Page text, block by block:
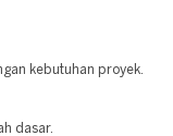
kebutuhan proyek.
dasar.